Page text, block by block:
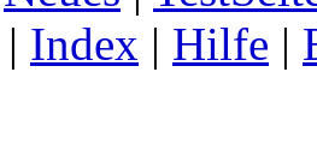
| Index | Hilfe |